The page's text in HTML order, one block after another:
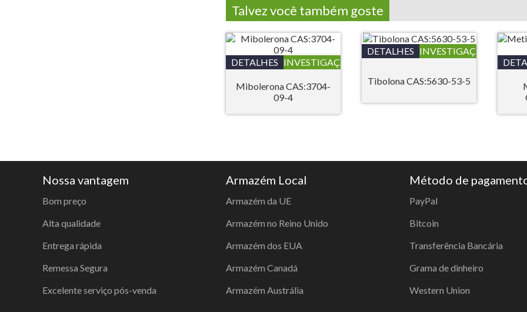
Talvez você também goste
DETALHES INVESTIGAÇÃO
Mibolerona CAS:3704-
09-4
DETALHES INVESTIGAÇÃO
Tibolona CAS:5630-53-5
Nossa vantagem
Bom preço
Alta qualidade
Entrega rápida
Remessa Segura
Excelente serviço pós-venda
Armazém Local
Armazém da UE
Armazém no Reino Unido
Armazém dos EUA
Armazém Canadá
Armazém Austrália
Método de
PayPal
Bitcoin
Transferência Bancária
Grama de dinheiro
Western Union